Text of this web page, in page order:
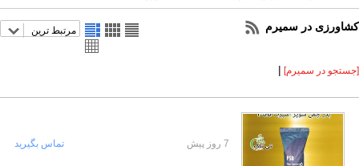
کشاورزی در سمیرم مرتبط ترین
[جستجو در سمیرم] |
7 روز پیش تماس بگیرید